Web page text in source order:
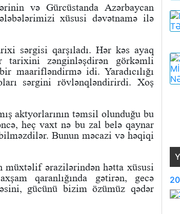
və Gürcüstanda Azərbaycan
xüsusi dəvətnamə ilə
sərgisi qarşıladı. Hər kəs ayaq
tarixini zənginləşdirən görkəmli
maarifləndirmə idi. Yaradıcılığı
sərgini rövlənqləndirirdi. Xoş
aktyorlarının təmsil olunduğu bu
heç vaxt nə bu zal belə qaynar
Bunun məcazi və həqiqi
müxtəlif ərazilərindən hətta xüsusi
qaranlığında gətirən, gecə
gücünü bizim özümüz qədər